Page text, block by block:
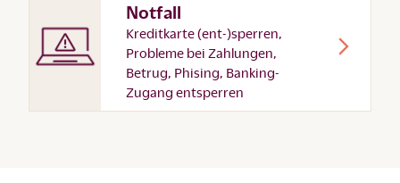
Notfall
Kreditkarte (ent-)sperren,
Probleme bei Zahlungen,
Betrug, Phising, Banking-
Zugang entsperren